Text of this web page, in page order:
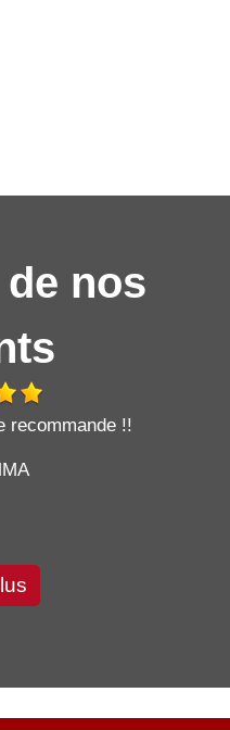
nos
recommande !!